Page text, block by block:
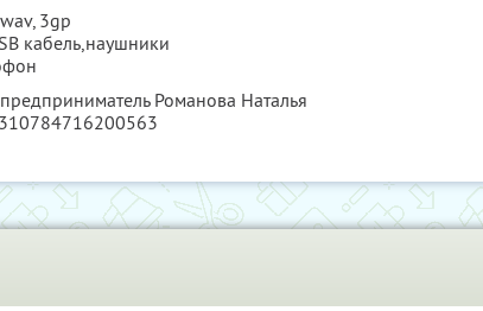
3gp
кабель,наушники
Романова Наталья